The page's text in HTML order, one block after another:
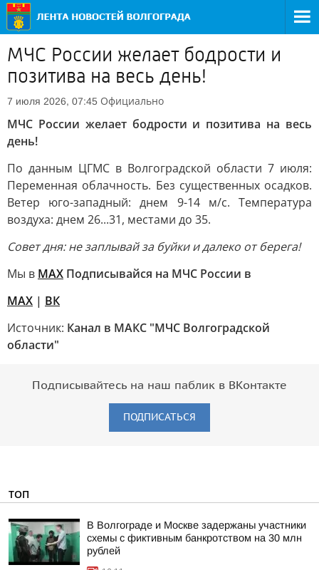
МЧС России желает бодрости и
позитива на весь день!
7 июля 2026, 07:45 Официально
МЧС России желает бодрости и позитива на весь
день!
По данным ЦГМС в Волгоградской области 7 июля:
Переменная облачность. Без существенных осадков.
Ветер юго-западный: днем 9-14 м/с. Температура
воздуха: днем 26...31, местами до 35.
Совет дня: не заплывай за буйки и далеко от берега!
Мы в МАХ Подписывайся на МЧС России в
МАХ | ВК
Источник: Канал в МАКС "МЧС Волгоградской
области"
Подписывайтесь на наш паблик в ВКонтакте
ПОДПИСАТЬСЯ
ТОП
В Волгограде и Москве задержаны участники
схемы с фиктивным банкротством на 30 млн
рублей